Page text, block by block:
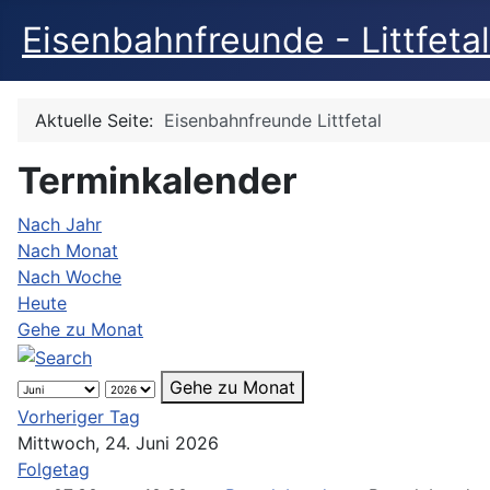
Eisenbahnfreunde -
Aktuelle Seite: Eisenbahnfreunde Littfetal
Terminkalender
Nach Jahr
Nach Monat
Nach Woche
Heute
Gehe zu Monat
Gehe zu Monat
Vorheriger Tag
Mittwoch, 24. Juni 2026
Folgetag